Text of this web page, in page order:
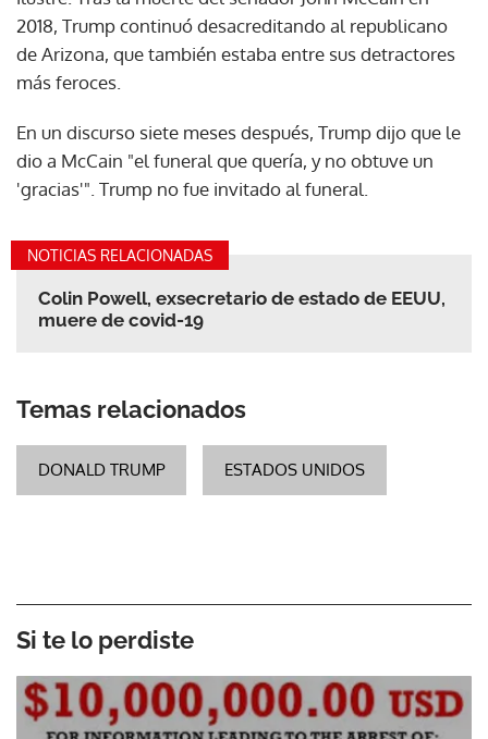
2018, Trump continuó desacreditando al republicano
de Arizona, que también estaba entre sus detractores
más feroces.
En un discurso siete meses después, Trump dijo que le
dio a McCain "el funeral que quería, y no obtuve un
'gracias'". Trump no fue invitado al funeral.
NOTICIAS RELACIONADAS
Colin Powell, exsecretario de estado de EEUU,
muere de covid-19
Temas relacionados
DONALD TRUMP ESTADOS UNIDOS
Si te lo perdiste